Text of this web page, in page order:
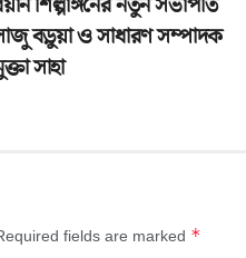
বড়ুয়া ও সাধারণ সম্পাদক
সাহা
fields are marked *